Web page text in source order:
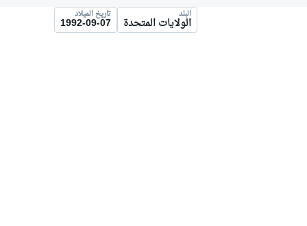
البلد
الولايات المتحدة
تاريخ الميلاد
1992-09-07